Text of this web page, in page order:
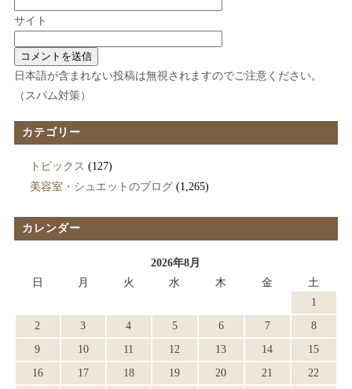
サイト
日本語が含まれない投稿は無視されますのでご注意ください。
（スパム対策）
カテゴリー
トピックス (127)
美容室・シュエットのブログ(1,265)
カレンダー
2026年8月
日
月 火 水 木 金
土
1
2
3 4 5 6 7
8
9
10 11 12 13 14
15
16
17 18 19 20 21
22